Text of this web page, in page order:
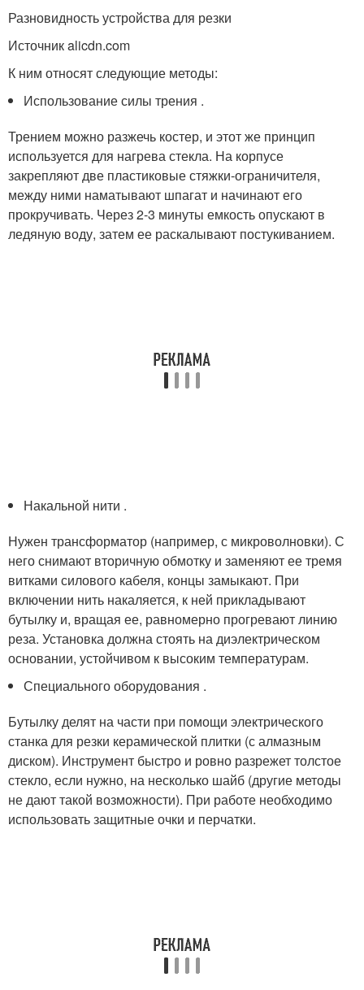
Разновидность устройства для резки
Источник alicdn.com
К ним относят следующие методы:
Использование силы трения .
Трением можно разжечь костер, и этот же принцип
используется для нагрева стекла. На корпусе
закрепляют две пластиковые стяжки-ограничителя,
между ними наматывают шпагат и начинают его
прокручивать. Через 2-3 минуты емкость опускают в
ледяную воду, затем ее раскалывают постукиванием.
Накальной нити .
Нужен трансформатор (например, с микроволновки). С
него снимают вторичную обмотку и заменяют ее тремя
витками силового кабеля, концы замыкают. При
включении нить накаляется, к ней прикладывают
бутылку и, вращая ее, равномерно прогревают линию
реза. Установка должна стоять на диэлектрическом
основании, устойчивом к высоким температурам.
Специального оборудования .
Бутылку делят на части при помощи электрического
станка для резки керамической плитки (с алмазным
диском). Инструмент быстро и ровно разрежет толстое
стекло, если нужно, на несколько шайб (другие методы
не дают такой возможности). При работе необходимо
использовать защитные очки и перчатки.